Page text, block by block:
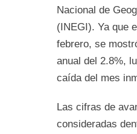
Nacional de
(INEGI). Ya que
febrero, se
anual del 2.8%,
caída del mes
Las cifras de
consideradas